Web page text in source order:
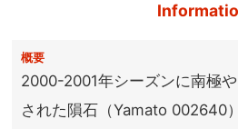
概要
2000-2001年シーズンに南極
された隕石（Yamato 002640